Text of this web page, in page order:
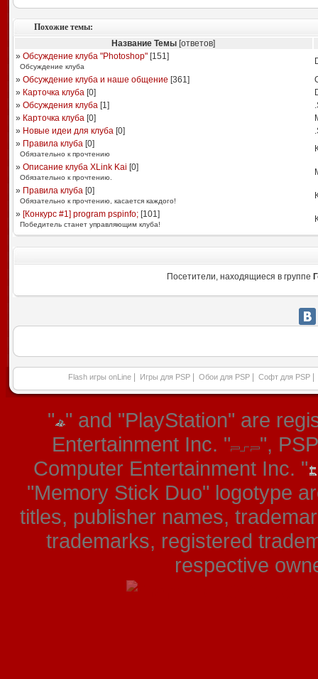
Похожие темы:
Название Темы [ответов]
» Обсуждение клуба "Photoshop"[151]
Обсуждение клуба
» Обсуждение клуба и наше общение [361]
» Карточка клуба[0]
» Обсуждения клуба[1]
» Карточка клуба[0]
» Новые идеи для клуба[0]
» Правила клуба[0]
Обязательно к прочтению
» Описание клуба XLink Kai [0]
Обязательно к прочтению.
» Правила клуба[0]
Обязательно к прочтению, касается каждого!
» [Конкурс #1] program pspinfo;[101]
Победитель станет управляющим клуба!
Посетители, находящиеся в группе
Flash игры onLine Игры для PSP Обои для PSP Софт для PSP
" " and "PlayStation" are
Entertainment Inc. "
",
Computer Entertainment Inc. "
"Memory Stick Duo" logotype
titles, publisher names,
trademarks, registered
respective